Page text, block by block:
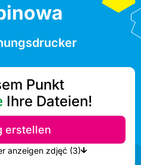
Punkt
Ihre Dateien!
erstellen
Nächste verfügbare Drucker anzeigen zdjęć (3)